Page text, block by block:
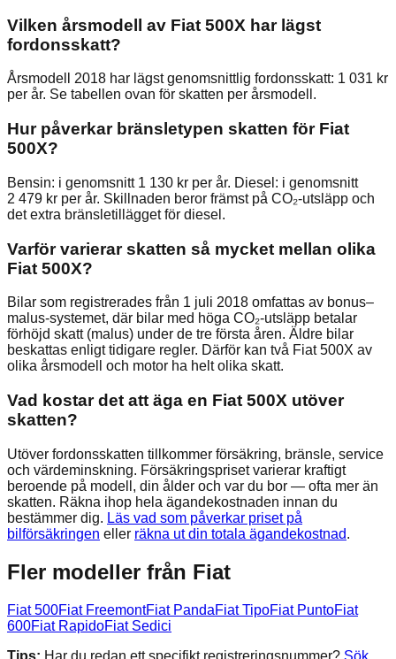
Vilken årsmodell av Fiat 500X har lägst
fordonsskatt?
Årsmodell 2018 har lägst genomsnittlig fordonsskatt: 1 031 kr
per år. Se tabellen ovan för skatten per årsmodell.
Hur påverkar bränsletypen skatten för Fiat
500X?
Bensin: i genomsnitt 1 130 kr per år. Diesel: i genomsnitt
2 479 kr per år. Skillnaden beror främst på CO₂-utsläpp och
det extra bränsletillägget för diesel.
Varför varierar skatten så mycket mellan olika
Fiat 500X?
Bilar som registrerades från 1 juli 2018 omfattas av bonus–
malus-systemet, där bilar med höga CO₂-utsläpp betalar
förhöjd skatt (malus) under de tre första åren. Äldre bilar
beskattas enligt tidigare regler. Därför kan två Fiat 500X av
olika årsmodell och motor ha helt olika skatt.
Vad kostar det att äga en Fiat 500X utöver
skatten?
Utöver fordonsskatten tillkommer försäkring, bränsle, service
och värdeminskning. Försäkringspriset varierar kraftigt
beroende på modell, din ålder och var du bor — ofta mer än
skatten. Räkna ihop hela ägandekostnaden innan du
bestämmer dig. Läs vad som påverkar priset på
bilförsäkringen eller räkna ut din totala ägandekostnad.
Fler modeller från Fiat
Fiat 500Fiat FreemontFiat PandaFiat TipoFiat PuntoFiat
600Fiat RapidoFiat Sedici
Tips: Har du redan ett specifikt registreringsnummer? Sök